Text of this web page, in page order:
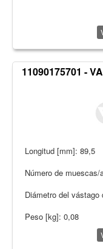
11090175701 -
Longitud [mm]: 89,5
Número de muescas/
Diámetro del
Peso [kg]: 0,08